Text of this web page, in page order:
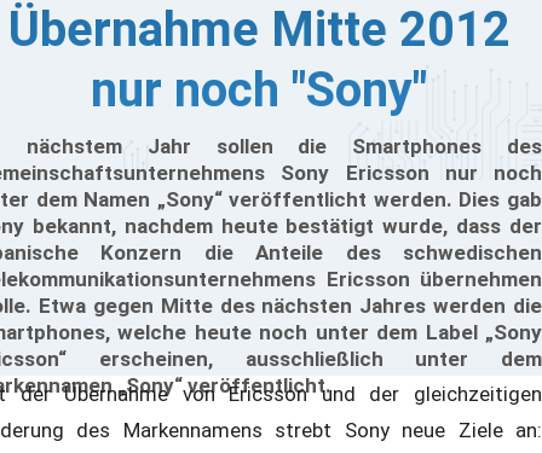
Übernahme Mitte 2012
nur noch "Sony"
nächstem Jahr sollen die Smartphones des
Sony Ericsson nur noch
dem Namen „Sony“ veröffentlicht werden. Dies gab
bekannt, nachdem heute bestätigt wurde, dass der
Konzern die Anteile des schwedischen
Ericsson übernehmen
Etwa gegen Mitte des nächsten Jahres werden die
welche heute noch unter dem Label „Sony
erscheinen, ausschließlich unter dem
„Sony“ veröffentlicht.
der Übernahme von Ericsson und der gleichzeitigen
des Markennamens strebt Sony neue Ziele an: